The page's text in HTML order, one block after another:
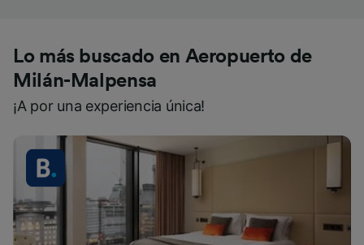
Lo más buscado en Aeropuerto de
Milán-Malpensa
¡A por una experiencia única!